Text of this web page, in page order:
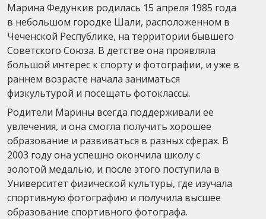
Марина Федункив родилась 15 апреля 1985 года
в небольшом городке Шали, расположенном в
Чеченской Республике, на территории бывшего
Советского Союза. В детстве она проявляла
большой интерес к спорту и фотографии, и уже в
раннем возрасте начала заниматься
физкультурой и посещать фотоклассы.
Родители Марины всегда поддерживали ее
увлечения, и она смогла получить хорошее
образование и развиваться в разных сферах. В
2003 году она успешно окончила школу с
золотой медалью, и после этого поступила в
Университет физической культуры, где изучала
спортивную фотографию и получила высшее
образование спортивного фотографа.